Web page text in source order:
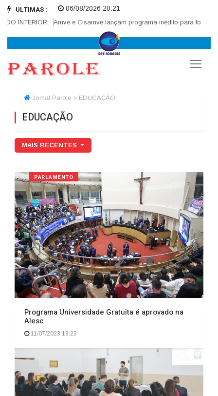
ULTIMAS :
Amve e Cisamve lançam programa inédito para fortalecer
06/08/2026 20:21
Jornal Parole > EDUCAÇÃO
EDUCAÇÃO
MAIS RECENTES
PARLAMENTO
Programa Universidade Gratuita é aprovado na
Alesc
11/07/2023 18:23